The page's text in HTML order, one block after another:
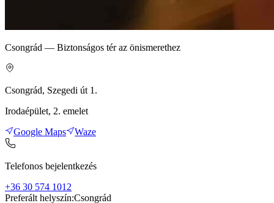
Csongrád — Biztonságos tér az önismerethez